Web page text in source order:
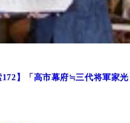
172】「高市幕府≒三代将軍家光